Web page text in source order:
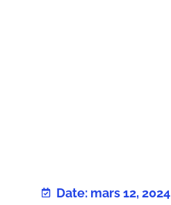
Date: mars 12, 2024